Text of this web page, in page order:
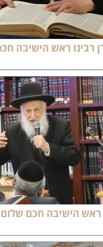
ראש הישיבה חכם
הישיבה חכם שלום